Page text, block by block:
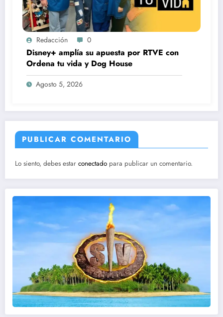
Redacción 0
Disney+ amplía su apuesta por RTVE con
Ordena tu vida y Dog House
Agosto 5, 2026
PUBLICAR COMENTARIO
Lo siento, debes estar conectado para publicar un comentario.